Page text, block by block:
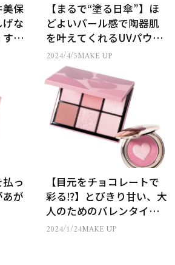
美保
な
み
ッ
【まるで“塗る日傘”】ほ
どよいパール感で陶器肌
を叶えてくれるUVパウダ
ー
2024/4/5MAKE UP
払っ
が
【目元をチョコレートで
彩る⁉】とびきり甘い、大
人のためのバレンタイン
コスメ
2024/1/24MAKE UP